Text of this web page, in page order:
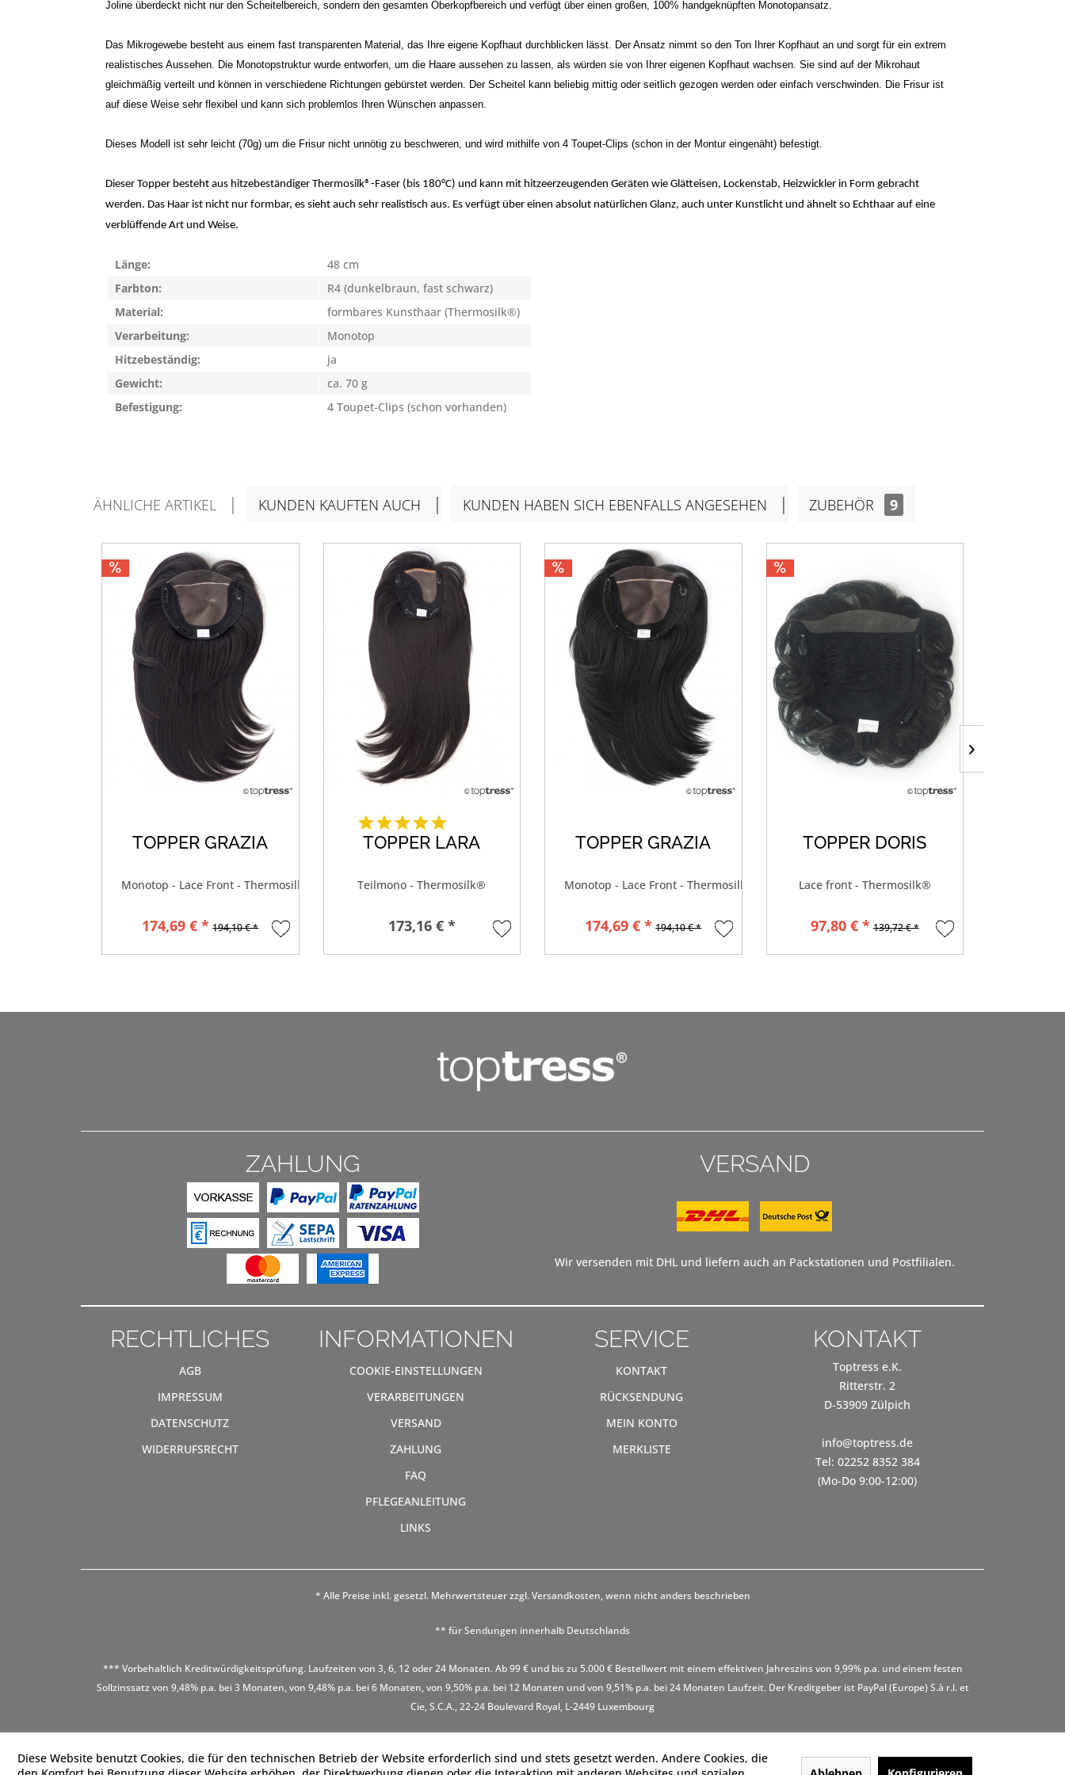
Joline überdeckt nicht nur den Scheitelbereich, sondern den gesamten Oberkopfbereich und verfügt über einen großen, 100% handgeknüpften Monotopansatz.
Das Mikrogewebe besteht aus einem fast transparenten Material, das Ihre eigene Kopfhaut durchblicken lässt. Der Ansatz nimmt so den Ton Ihrer Kopfhaut an und sorgt für ein extrem
realistisches Aussehen. Die Monotopstruktur wurde entworfen, um die Haare aussehen zu lassen, als würden sie von Ihrer eigenen Kopfhaut wachsen. Sie sind auf der Mikrohaut
gleichmäßig verteilt und können in verschiedene Richtungen gebürstet werden. Der Scheitel kann beliebig mittig oder seitlich gezogen werden oder einfach verschwinden. Die Frisur ist
auf diese Weise sehr flexibel und kann sich problemlos Ihren Wünschen anpassen.
Dieses Modell ist sehr leicht (70g) um die Frisur nicht unnötig zu beschweren, und wird mithilfe von 4 Toupet-Clips (schon in der Montur eingenäht) befestigt.
Dieser Topper besteht aus hitzebeständiger Thermosilk®-Faser (bis 180°C) und kann mit hitzeerzeugenden Geräten wie Glätteisen, Lockenstab, Heizwickler in Form gebracht
werden. Das Haar ist nicht nur formbar, es sieht auch sehr realistisch aus. Es verfügt über einen absolut natürlichen Glanz, auch unter Kunstlicht und ähnelt so Echthaar auf eine
verblüffende Art und Weise.
Länge:
48 cm
Farbton:
R4 (dunkelbraun, fast schwarz)
Material:
formbares Kunsthaar (Thermosilk®)
Verarbeitung:
Monotop
Hitzebeständig:
ja
Gewicht:
ca. 70 g
Befestigung:
4 Toupet-Clips (schon vorhanden)
ÄHNLICHE ARTIKEL KUNDEN KAUFTEN AUCH KUNDEN HABEN SICH EBENFALLS ANGESEHEN ZUBEHÖR 9
TOPPER GRAZIA
Monotop - Lace Front - Thermosilk®
174,69 € * 194,10 € *
TOPPER LARA
Teilmono - Thermosilk®
173,16 € *
TOPPER GRAZIA
Monotop - Lace Front - Thermosilk®
174,69 € * 194,10 € *
TOPPER DORIS
Lace front - Thermosilk®
97,80 € * 139,72 € *
ZAHLUNG VERSAND
Wir versenden mit DHL und liefern auch an Packstationen und Postfilialen.
RECHTLICHES
AGB
IMPRESSUM
DATENSCHUTZ
WIDERRUFSRECHT
INFORMATIONEN
COOKIE-EINSTELLUNGEN
VERARBEITUNGEN
VERSAND
ZAHLUNG
FAQ
PFLEGEANLEITUNG
LINKS
SERVICE
KONTAKT
RÜCKSENDUNG
MEIN KONTO
MERKLISTE
KONTAKT
Toptress e.K.
Ritterstr. 2
D-53909 Zülpich
info@toptress.de
Tel: 02252 8352 384
(Mo-Do 9:00-12:00)
* Alle Preise inkl. gesetzl. Mehrwertsteuer zzgl.Versandkosten, wenn nicht anders beschrieben
** für Sendungen innerhalb Deutschlands
*** Vorbehaltlich Kreditwürdigkeitsprüfung. Laufzeiten von 3, 6, 12 oder 24 Monaten. Ab 99 € und bis zu 5.000 € Bestellwert mit einem effektiven Jahreszins von 9,99% p.a. und einem festen
Sollzinssatz von 9,48% p.a. bei 3 Monaten, von 9,48% p.a. bei 6 Monaten, von 9,50% p.a. bei 12 Monaten und von 9,51% p.a. bei 24 Monaten Laufzeit. Der Kreditgeber ist PayPal (Europe) S.à r.l. et
Cie, S.C.A., 22-24 Boulevard Royal, L-2449 Luxembourg
Diese Website benutzt Cookies, die für den technischen Betrieb der Website erforderlich sind und stets gesetzt werden. Andere Cookies, die